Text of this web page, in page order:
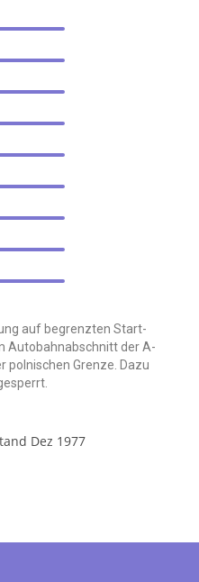
auf begrenzten Start-
Autobahnabschnitt der A-
polnischen Grenze. Dazu